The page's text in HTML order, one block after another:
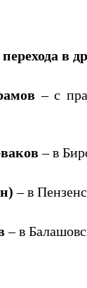
в
– с
– в
– в
– в